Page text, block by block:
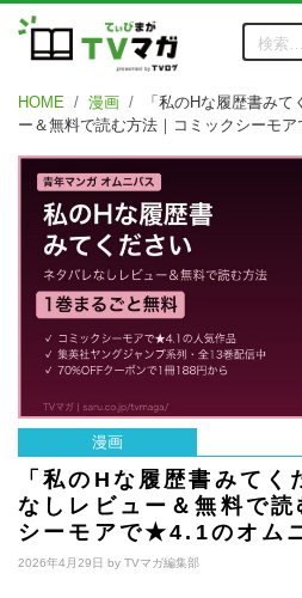
HOME 漫画
「私のHな履歴書み
ー＆無料で読む方法｜コミックシーモ
漫画
「私のHな履歴書みてく
なしレビュー＆無料で読
シーモアで★4.1のオム
2026年4月29日 by TVマガ編集部